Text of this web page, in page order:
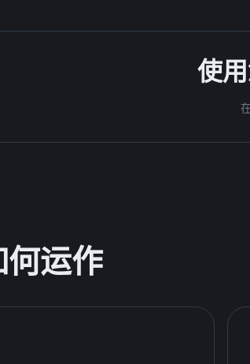
使
何运作